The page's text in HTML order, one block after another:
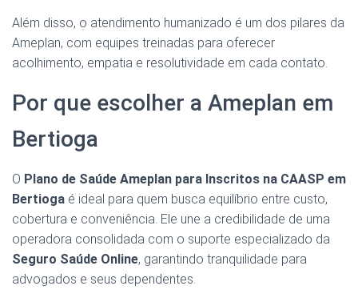
Além disso, o atendimento humanizado é um dos pilares da
Ameplan, com equipes treinadas para oferecer
acolhimento, empatia e resolutividade em cada contato.
Por que escolher a Ameplan em
Bertioga
O Plano de Saúde Ameplan para Inscritos na CAASP em
Bertioga é ideal para quem busca equilíbrio entre custo,
cobertura e conveniência. Ele une a credibilidade de uma
operadora consolidada com o suporte especializado da
Seguro Saúde Online, garantindo tranquilidade para
advogados e seus dependentes.